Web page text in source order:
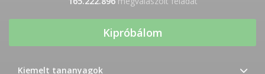
Kipróbálom
Kiemelt tananyagok